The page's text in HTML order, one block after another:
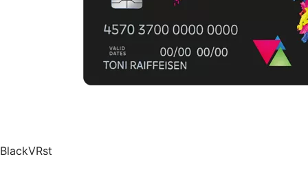
BlackVRst